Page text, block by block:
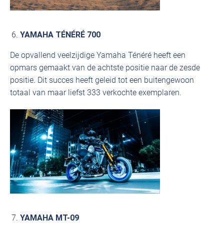
YAMAHA TÉNÉRÉ 700
De opvallend veelzijdige Yamaha Ténéré heeft een
opmars gemaakt van de achtste positie naar de zesde
positie. Dit succes heeft geleid tot een buitengewoon
totaal van maar liefst 333 verkochte exemplaren.
YAMAHA MT-09